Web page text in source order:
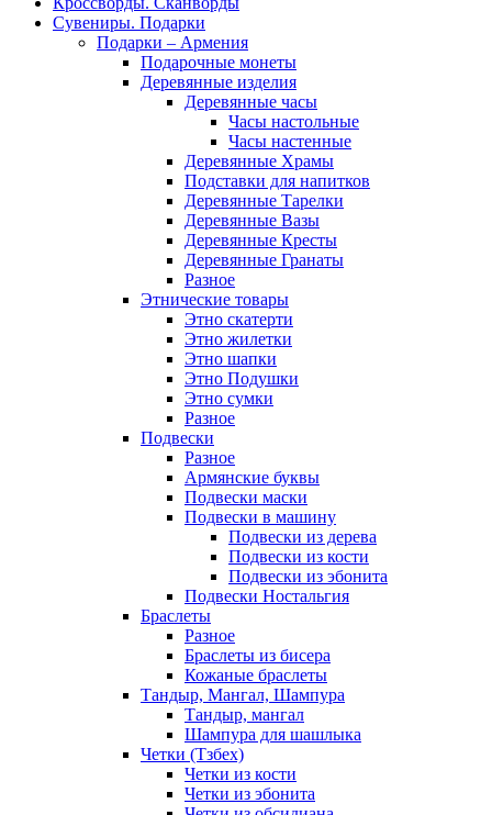
Сувениры. Подарки
Подарки – Армения
Подарочные монеты
Деревянные изделия
Деревянные часы
Часы настольные
Часы настенные
Деревянные Храмы
Подставки для напитков
Деревянные Тарелки
Деревянные Вазы
Деревянные Кресты
Деревянные Гранаты
Разное
Этнические товары
Этно скатерти
Этно жилетки
Этно шапки
Этно Подушки
Этно сумки
Разное
Подвески
Разное
Армянские буквы
Подвески маски
Подвески в машину
Подвески из дерева
Подвески из кости
Подвески из эбонита
Подвески Ностальгия
Браслеты
Разное
Браслеты из бисера
Кожаные браслеты
Тандыр, Мангал, Шампура
Тандыр, мангал
Шампура для шашлыка
Четки (Тзбех)
Четки из кости
Четки из эбонита